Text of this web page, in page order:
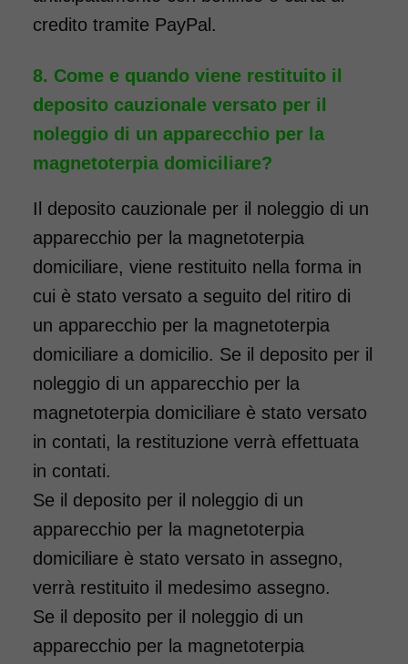
credito tramite PayPal.
Come e quando viene restituito il
deposito cauzionale versato per il
noleggio di un apparecchio per la
magnetoterpia domiciliare?
Il deposito cauzionale per il noleggio di un
apparecchio per la magnetoterpia
domiciliare, viene restituito nella forma in
cui è stato versato a seguito del ritiro di
un apparecchio per la magnetoterpia
domiciliare a domicilio. Se il deposito per il
noleggio di un apparecchio per la
magnetoterpia domiciliare è stato versato
in contati, la restituzione verrà effettuata
in contati.
Se il deposito per il noleggio di un
apparecchio per la magnetoterpia
domiciliare è stato versato in assegno,
verrà restituito il medesimo assegno.
Se il deposito per il noleggio di un
apparecchio per la magnetoterpia